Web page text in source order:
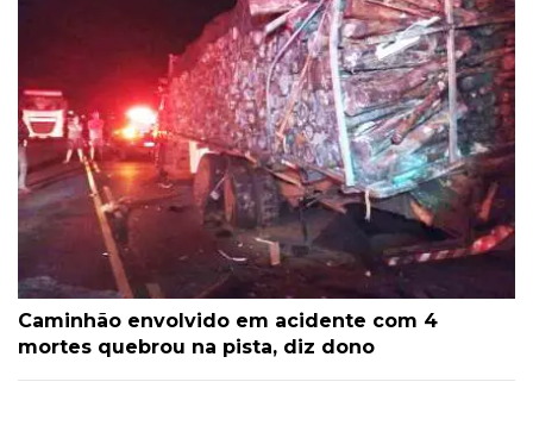
Caminhão envolvido em acidente com 4
mortes quebrou na pista, diz dono